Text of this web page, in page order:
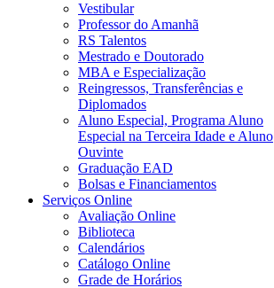
Vestibular
Professor do Amanhã
RS Talentos
Mestrado e Doutorado
MBA e Especialização
Reingressos, Transferências e
Diplomados
Aluno Especial, Programa Aluno
Especial na Terceira Idade e Aluno
Ouvinte
Graduação EAD
Bolsas e Financiamentos
Serviços Online
Avaliação Online
Biblioteca
Calendários
Catálogo Online
Grade de Horários